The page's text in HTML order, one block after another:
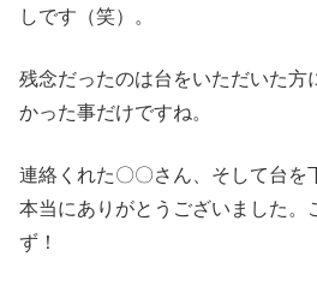
しです（笑）。
残念だったのは台をいただいた方
かった事だけですね。
連絡くれた〇〇さん、そして台を
本当にありがとうございました。
ず！